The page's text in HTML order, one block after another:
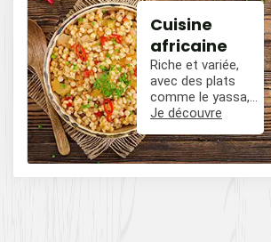
Cuisine
africaine
Riche et variée,
avec des plats
comme le yassa,
le poulet mafé, et
épicées avec du
poivre, du cumin,
et des piments.
Je découvre